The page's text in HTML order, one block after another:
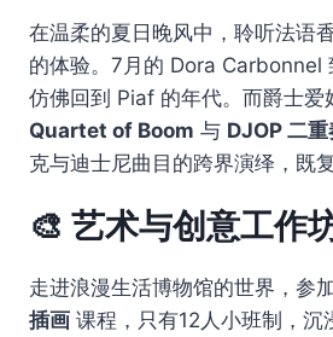
在温柔的夏日晚风中，聆听法语
的体验。7月的 Dora Carbonnel
仿佛回到 Piaf 的年代。而爵士爱
Quartet of Boom 与 DJOP 二重
克与迪士尼曲目的跨界演绎，既
🎨 艺术与创意工作
走进浪漫生活博物馆的世界，参
插画 课程，只有12人小班制，沉